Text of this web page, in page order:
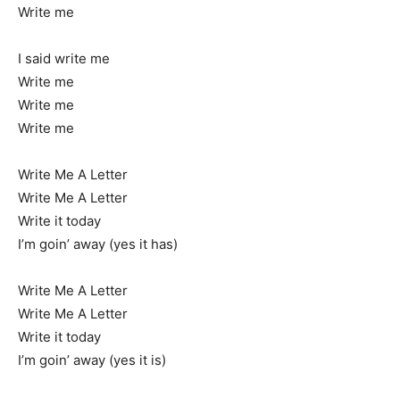
Write me
I said write me
Write me
Write me
Write me
Write Me A Letter
Write Me A Letter
Write it today
I’m goin’ away (yes it has)
Write Me A Letter
Write Me A Letter
Write it today
I’m goin’ away (yes it is)